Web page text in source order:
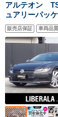
アルテオン
ュアリーパッ
DYNAUDIOサ
ザーシート 全
イ 純正ナビフ
販売店保証 車両品